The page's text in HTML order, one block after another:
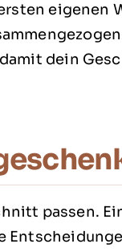
eigenen
dein
passen.